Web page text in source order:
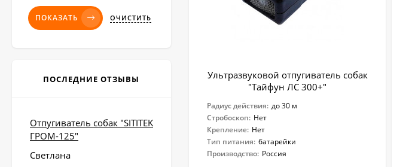
Ультразвуковой отпугиватель собак
"Тайфун ЛС 300+"
Радиус действия: до 30 м
Стробоскоп: Нет
Крепление: Нет
Тип питания: батарейки
Производство: Россия
ПОКАЗАТЬ ОЧИСТИТЬ
ПОСЛЕДНИЕ ОТЗЫВЫ
Отпугиватель собак "SITITEK
ГРОМ-125"
Светлана